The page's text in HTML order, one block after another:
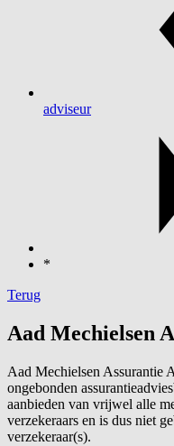
adviseur
*
Terug
Aad Mechielsen
Aad Mechielsen Assurantie
ongebonden
aanbieden van vrijwel alle
verzekeraars en is dus niet
verzekeraar(s).